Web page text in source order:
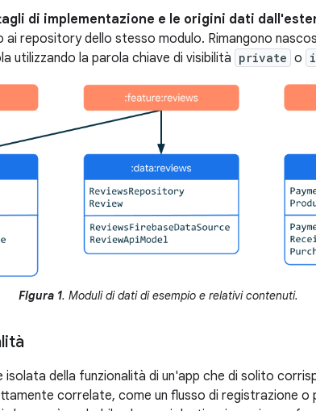
di implementazione e le origini dati
ai repository dello stesso modulo. Rimangono
utilizzando la parola chiave di visibilità private o
Figura 1. Moduli di dati di esempio e relativi contenuti.
isolata della funzionalità di un'app che di solito
correlate, come un flusso di registrazione o